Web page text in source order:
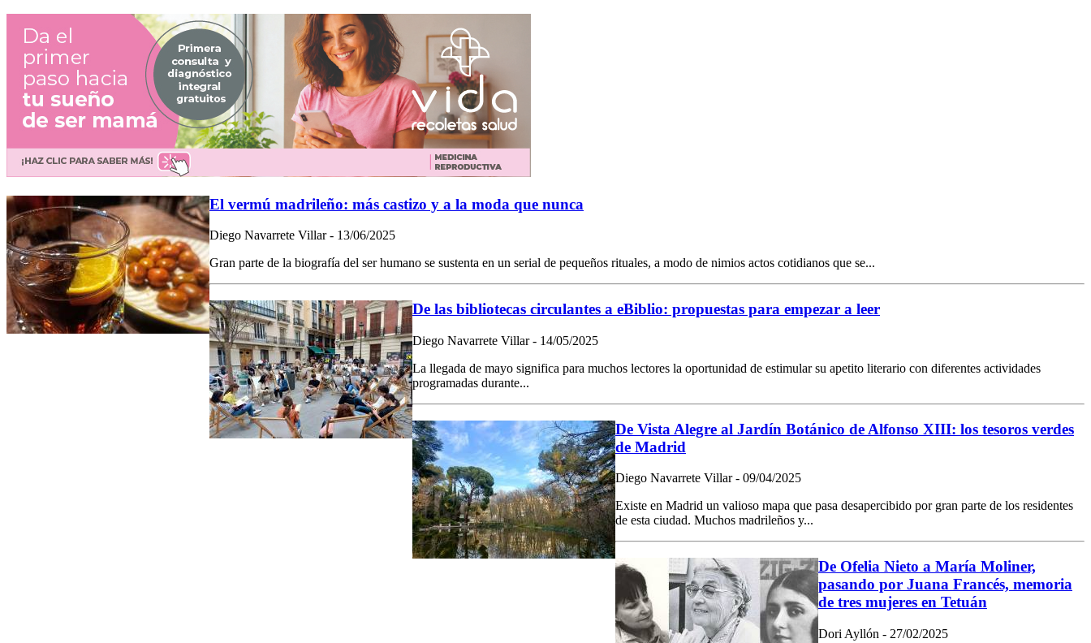
El vermú madrileño: más castizo y a la moda que nunca
Diego Navarrete Villar - 13/06/2025
Gran parte de la biografía del ser humano se sustenta en un serial de pequeños rituales, a modo de nimios actos cotidianos que se...
De las bibliotecas circulantes a eBiblio: propuestas para empezar a leer
Diego Navarrete Villar - 14/05/2025
La llegada de mayo significa para muchos lectores la oportunidad de estimular su apetito literario con diferentes actividades
programadas durante...
De Vista Alegre al Jardín Botánico de Alfonso XIII: los tesoros verdes
de Madrid
Diego Navarrete Villar - 09/04/2025
Existe en Madrid un valioso mapa que pasa desapercibido por gran parte de los residentes
de esta ciudad. Muchos madrileños y...
De Ofelia Nieto a María Moliner,
pasando por Juana Francés, memoria
de tres mujeres en Tetuán
Dori Ayllón - 27/02/2025